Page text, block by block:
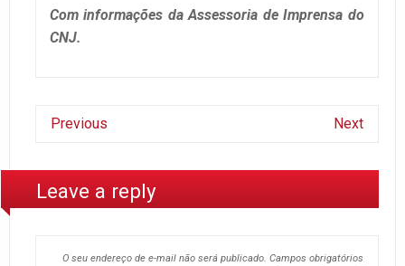
Com informações da Assessoria de Imprensa do
CNJ.
Previous Next
Leave a reply
O seu endereço de e-mail não será publicado. Campos obrigatórios